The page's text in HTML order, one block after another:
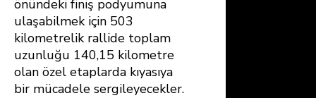
önündeki finiş podyumuna
ulaşabilmek için 503
kilometrelik rallide toplam
uzunluğu 140,15 kilometre
olan özel etaplarda kıyasıya
bir mücadele sergileyecekler.